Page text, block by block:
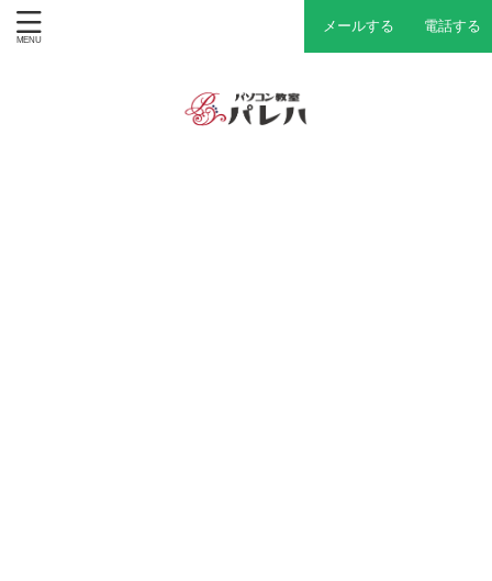
メールする 電話する